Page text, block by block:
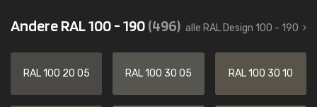
Andere RAL 100 - 190(496) alle RAL Design 100 - 190
RAL 100 20 05 RAL 100 30 05 RAL 100 30 10